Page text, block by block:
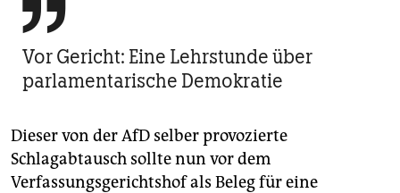

Vor Gericht: Eine Lehrstunde über
parlamentarische Demokratie
Dieser von der AfD selber provozierte
Schlagabtausch sollte nun vor dem
Verfassungsgerichtshof als Beleg für eine